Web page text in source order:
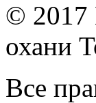
© 2017
охани
Все